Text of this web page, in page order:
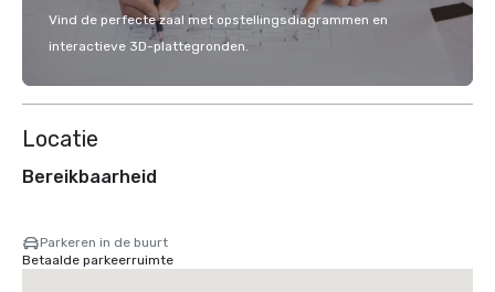
Vind de perfecte zaal met opstellingsdiagrammen en
interactieve 3D-plattegronden.
Locatie
Bereikbaarheid
Parkeren in de buurt
Betaalde parkeerruimte